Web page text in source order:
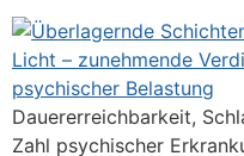
Dauererreichbarkeit,
Zahl psychischer